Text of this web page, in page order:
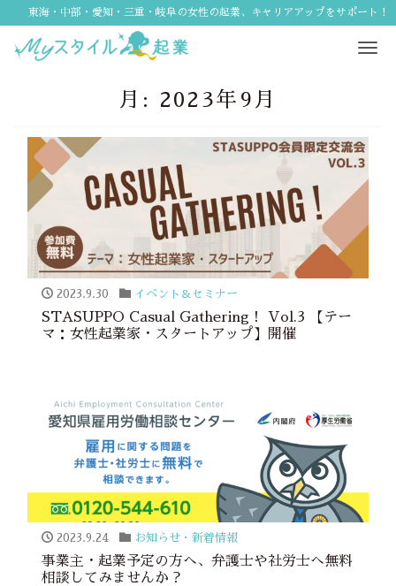
東海・中部・愛知・三重・岐阜の女性の起業、キャリアアップをサポート！
月: 2023年9月
2023.9.30 イベント＆セミナー
STASUPPO Casual Gathering！ Vol.3 【テー
マ：女性起業家・スタートアップ】開催
2023.9.24 お知らせ・新着情報
事業主・起業予定の方へ、弁護士や社労士へ無料
相談してみませんか？